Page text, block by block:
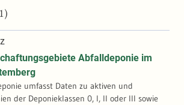
Abfalldeponie im
umfasst Daten zu aktiven und
der Deponieklassen 0, I, II oder III sowie